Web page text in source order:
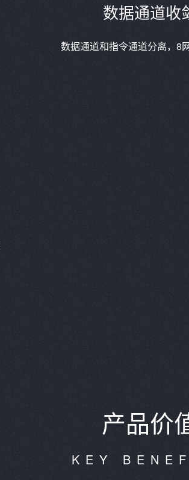
数据通道收
数据通道和指令通道分离，8
产品价
KEY